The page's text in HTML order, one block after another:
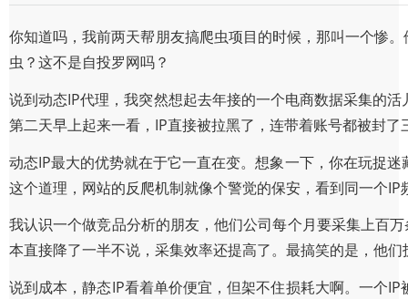
你知道吗，我前两天帮朋友搞爬虫项目的时候，那叫一个惨
虫？这不是自投罗网吗？
说到动态IP代理，我突然想起去年接的一个电商数据采集的
第二天早上起来一看，IP直接被拉黑了，连带着账号都被封
动态IP最大的优势就在于它一直在变。想象一下，你在玩捉
这个道理，网站的反爬机制就像个警觉的保安，看到同一个
我认识一个做竞品分析的朋友，他们公司每个月要采集上百
本直接降了一半不说，采集效率还提高了。最搞笑的是，他
说到成本，静态IP看着单价便宜，但架不住损耗大啊。一个